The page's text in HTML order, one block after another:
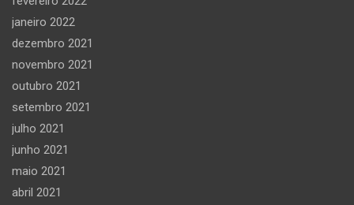
janeiro 2022
dezembro 2021
novembro 2021
outubro 2021
setembro 2021
julho 2021
junho 2021
maio 2021
abril 2021